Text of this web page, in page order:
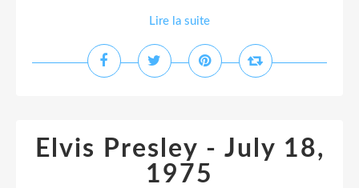
Lire la suite
Elvis Presley - July 18,
1975